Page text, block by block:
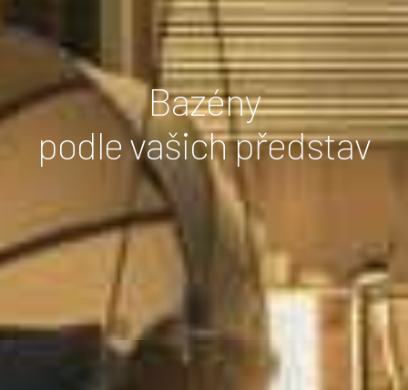
Bazény
podle vašich představ